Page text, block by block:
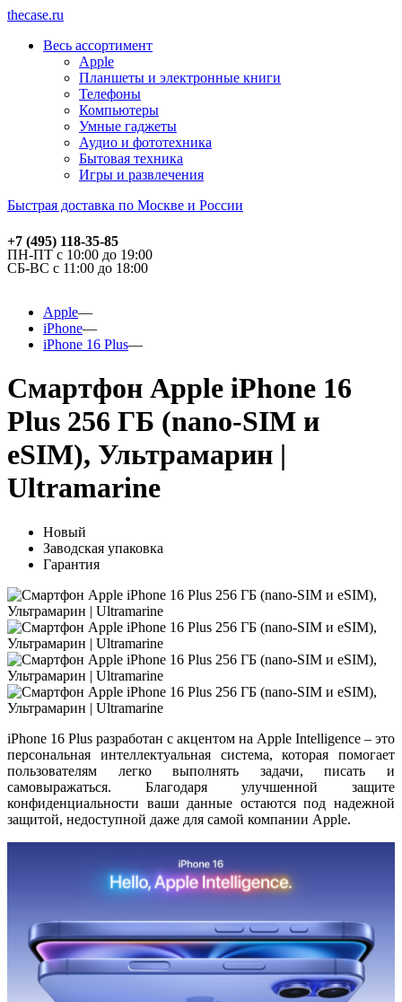
thecase.ru
Весь ассортимент
Apple
Планшеты и электронные книги
Телефоны
Компьютеры
Умные гаджеты
Аудио и фототехника
Бытовая техника
Игры и развлечения
Быстрая доставка по Москве и России
+7 (495) 118-35-85
ПН-ПТ с 10:00 до 19:00
СБ-ВС с 11:00 до 18:00
Apple
iPhone
iPhone 16 Plus
Смартфон Apple iPhone 16
Plus 256 ГБ (nano-SIM и
eSIM), Ультрамарин |
Ultramarine
Новый
Заводская упаковка
Гарантия
iPhone 16 Plus разработан с акцентом на Apple Intelligence – это
персональная интеллектуальная система, которая помогает
пользователям легко выполнять задачи, писать и
самовыражаться. Благодаря улучшенной защите
конфиденциальности ваши данные остаются под надежной
защитой, недоступной даже для самой компании Apple.